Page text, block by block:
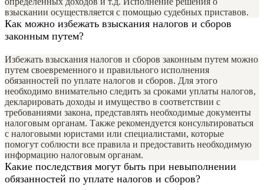
взыскании осуществляется с помощью судебных приставов.
Как можно избежать взыскания налогов и сборов
законным путем?
Избежать взыскания налогов и сборов законным путем можно
путем своевременного и правильного исполнения
обязанностей по уплате налогов и сборов. Для этого
необходимо внимательно следить за сроками уплаты налогов,
декларировать доходы и имущество в соответствии с
требованиями закона, представлять необходимые документы
налоговым органам. Также рекомендуется консультироваться
с налоговыми юристами или специалистами, которые
помогут соблюсти все правила и предоставить необходимую
информацию налоговым органам.
Какие последствия могут быть при невыполнении
обязанностей по уплате налогов и сборов?